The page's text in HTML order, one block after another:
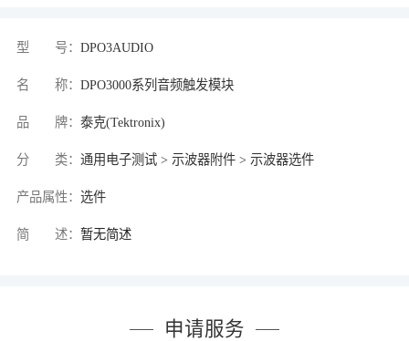
型 号： DPO3AUDIO
名 称： DPO3000系列音频触发模块
品 牌： 泰克(Tektronix)
分 类： 通用电子测试 > 示波器附件 > 示波器选件
产品属性： 选件
简 述： 暂无简述
申请服务